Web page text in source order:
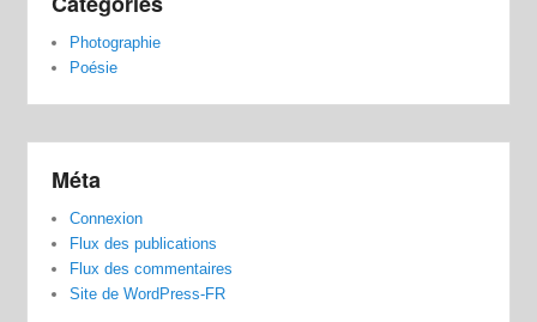
Photographie
Poésie
Méta
Connexion
Flux des publications
Flux des commentaires
Site de WordPress-FR